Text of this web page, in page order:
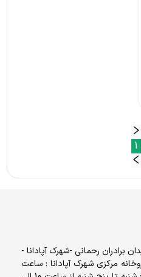
1
برادران رحمانی -شهرک آپادانا -
مریم - پلاک 1/32 - داروخانه مرکزی شهرک آپادانا : ساعت